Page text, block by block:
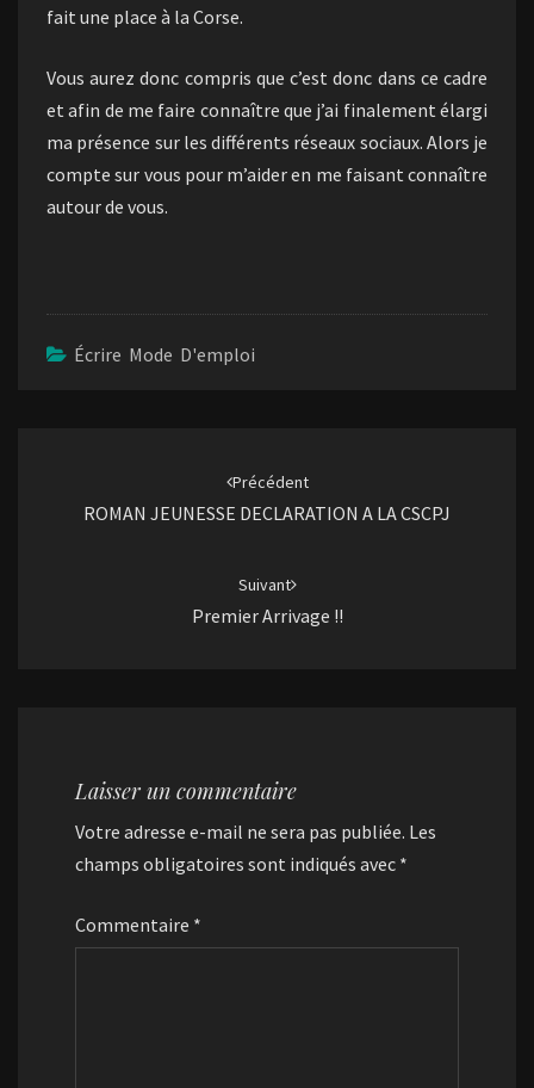
fait une place à la Corse.
Vous aurez donc compris que c’est donc dans ce cadre
et afin de me faire connaître que j’ai finalement élargi
ma présence sur les différents réseaux sociaux. Alors je
compte sur vous pour m’aider en me faisant connaître
autour de vous.
Écrire Mode D'emploi
Précédent
ROMAN JEUNESSE DECLARATION A LA CSCPJ
Suivant
Premier Arrivage !!
Laisser un commentaire
Votre adresse e-mail ne sera pas publiée. Les
champs obligatoires sont indiqués avec *
Commentaire *